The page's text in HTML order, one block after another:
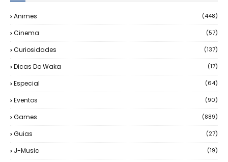
Animes (448)
Cinema (57)
Curiosidades (137)
Dicas Do Waka (17)
Especial (64)
Eventos (90)
Games (889)
Guias (27)
J-Music (19)